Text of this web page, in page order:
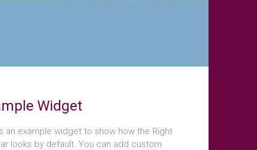
Widget
an example widget to show how the Right
looks by default. You can add custom